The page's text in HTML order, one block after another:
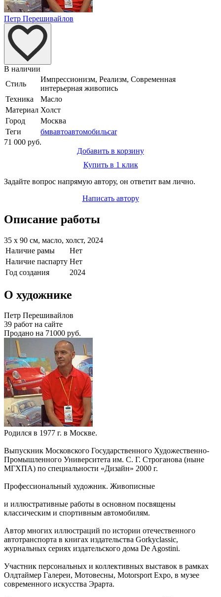
Петр Перешивайлов
В наличии
Стиль
Импрессионизм, Реализм, Современная
интерьерная живопись
Техника
Масло
Материал Холст
Город
Москва
Теги
бмвавтоавтомобильcar
71 000 руб.
Добавить в корзину
Купить в 1 клик
Задайте вопрос напрямую автору, он ответит вам лично.
Написать автору
Описание работы
35 х 90 см, масло, холст, 2024
Наличие рамы
Нет
Наличие паспарту Нет
Год создания
2024
О художнике
Петр Перешивайлов
39 работ на сайте
Продано на 71000 руб.
Родился в 1977 г. в Москве.
Выпускник Московского Государственного Художественно-
Промышленного Университета им. С. Г. Строганова (ныне
МГХПА) по специальности «Дизайн» 2000 г.
Профессиональный художник. Живописные
и иллюстративные работы в основном посвящены
классическим и спортивным автомобилям.
Автор многих иллюстраций по истории отечественного
автотранспорта в книгах издательства Gorkyclassic,
журнальных сериях издательского дома De Agostini.
Участник персональных и коллективных выставок в рамках
Олдтаймер Галереи, Мотовесны, Motorsport Expo, в музее
современного искусства Эрарта.